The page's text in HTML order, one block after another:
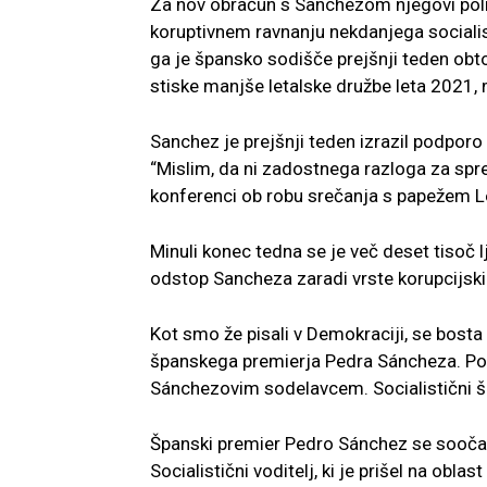
koruptivnem ravnanju nekdanjega
ga je špansko sodišče prejšnji teden
stiske manjše letalske družbe leta
Sanchez je prejšnji teden izrazil
“Mislim, da ni zadostnega razloga za
konferenci ob robu srečanja s papežem
Minuli konec tedna se je več deset
odstop Sancheza zaradi vrste
Kot smo že pisali v Demokraciji, se
španskega premierja Pedra Sáncheza.
Sánchezovim sodelavcem. Socialistični
Španski premier Pedro Sánchez se
Socialistični voditelj, ki je prišel na